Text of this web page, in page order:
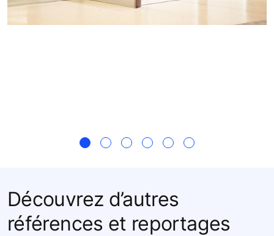
Découvrez d’autres
références et reportages